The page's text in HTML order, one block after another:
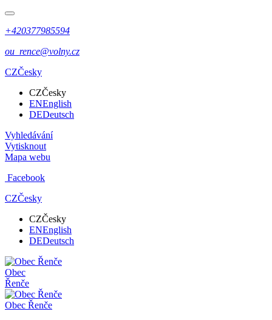
+420377985594
ou_rence@volny.cz
CZČesky
CZČesky
ENEnglish
DEDeutsch
Vyhledávání
Vytisknout
Mapa webu
Facebook
CZČesky
CZČesky
ENEnglish
DEDeutsch
Obec
Řenče
Obec Řenče